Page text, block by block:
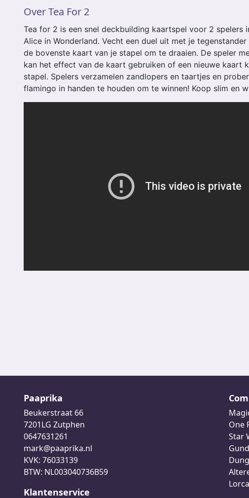
Over Tea For 2
Tea for 2 is een snel deckbuilding kaartspel voor 2 spelers
Alice in Wonderland. Vecht een duel uit met je
de bovenste kaart van je stapel om te draaien. De speler
kan het effect van de kaart gebruiken of een nieuwe kaart
stapel. Spelers verzamelen zandlopers en taartjes en
flamingo in handen te houden om te winnen! Koop slim en
Paaprika
Beukerstraat 66
7201LG Zutphen
0647631261
mark@paaprika.nl
KVK: 76033139
BTW: NL003040736B59
Klantenservice
One
Star